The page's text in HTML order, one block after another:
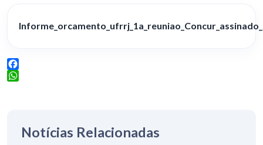
Facebook
Notícias Relacionadas